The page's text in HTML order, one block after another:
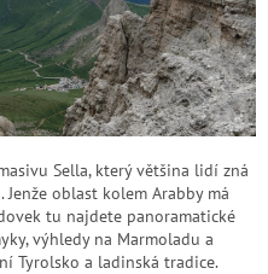
Sella, který většina lidí zná
oblast kolem Arabby má
tu najdete panoramatické
výhledy na Marmoladu a
Tyrolsko a ladinská tradice.